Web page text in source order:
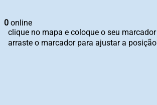
0 online
clique no mapa e coloque o seu marcador
arraste o marcador para ajustar a posição